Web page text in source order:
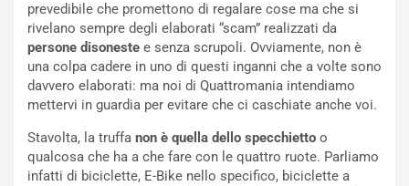
prevedibile che promettono di regalare cose ma che si
rivelano sempre degli elaborati “scam” realizzati da
persone disoneste e senza scrupoli. Ovviamente, non è
una colpa cadere in uno di questi inganni che a volte sono
davvero elaborati: ma noi di Quattromania intendiamo
mettervi in guardia per evitare che ci caschiate anche voi.
Stavolta, la truffa non è quella dello specchietto o
qualcosa che ha a che fare con le quattro ruote. Parliamo
infatti di biciclette, E-Bike nello specifico, biciclette a